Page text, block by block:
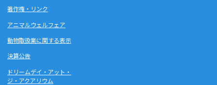
著作権・リンク
アニマルウェルフェア
動物取扱業に関する表示
決算公告
ドリームデイ・アット・
ジ・アクアリウム